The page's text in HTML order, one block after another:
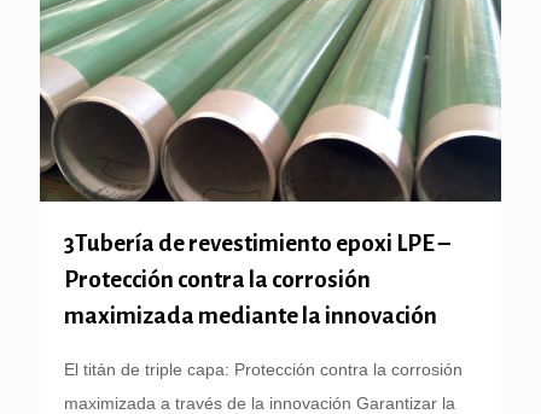
3Tubería de revestimiento epoxi LPE –
Protección contra la corrosión
maximizada mediante la innovación
El titán de triple capa: Protección contra la corrosión
maximizada a través de la innovación Garantizar la